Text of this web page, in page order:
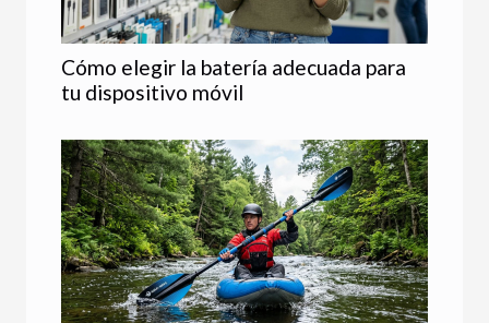
Cómo elegir la batería adecuada para
tu dispositivo móvil